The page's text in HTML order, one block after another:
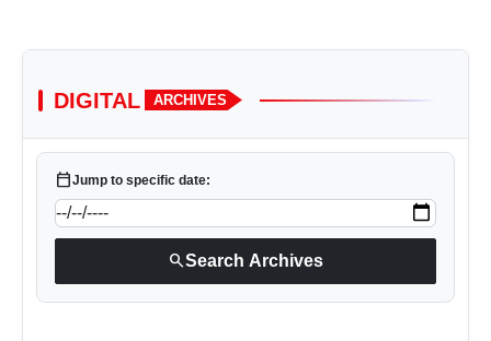
बिज़नेस
DIGITAL ARCHIVES
calendar_todayJump to specific date:
searchSearch Archives